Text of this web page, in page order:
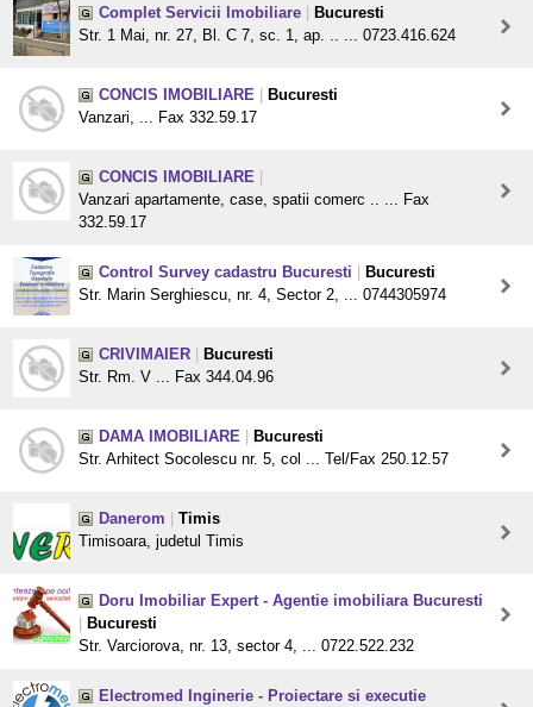
Complet Servicii Imobiliare
Bucuresti
Str. 1 Mai, nr. 27, Bl. C 7, sc. 1, ap. .. ... 0723.416.624
CONCIS IMOBILIARE
Bucuresti
Vanzari, ... Fax 332.59.17
CONCIS IMOBILIARE
Vanzari apartamente, case, spatii comerc .. ... Fax
332.59.17
Control Survey cadastru Bucuresti
Bucuresti
Str. Marin Serghiescu, nr. 4, Sector 2, ... 0744305974
CRIVIMAIER
Bucuresti
Str. Rm. V ... Fax 344.04.96
DAMA IMOBILIARE
Bucuresti
Str. Arhitect Socolescu nr. 5, col ... Tel/Fax 250.12.57
Danerom
Timis
Timisoara, judetul Timis
Doru Imobiliar Expert - Agentie imobiliara Bucuresti
Bucuresti
Str. Varciorova, nr. 13, sector 4, ... 0722.522.232
Electromed Inginerie - Proiectare si executie